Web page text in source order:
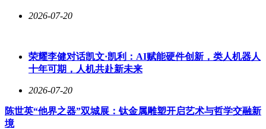
2026-07-20
荣耀李健对话凯文·凯利：AI赋能硬件创新，类人机器人
十年可期，人机共赴新未来
2026-07-20
陈世英“他界之器”双城展：钛金属雕塑开启艺术与哲学交融新
境